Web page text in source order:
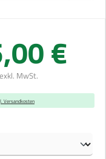
€
exkl. MwSt.
Versandkosten